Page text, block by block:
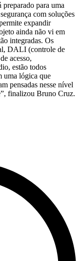
para uma
com soluções
expandir
ainda não vi em
integradas. Os
DALI (controle de
acesso,
estão todos
uma lógica que
pensadas nesse nível
finalizou Bruno Cruz.